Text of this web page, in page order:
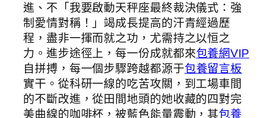
進、不「我要啟動天秤座最終裁決儀式：強
制愛情對稱！」竭成長提高的汗青經過歷
程，盡非一揮而就之功，尤需持之以恒之
力。進步途徑上，每一份成就都來包養網VIP
自拼搏，每一個步驟跨越都源于包養留言板
實干。從科研一線的吃苦攻關，到工場車間
的不斷改進，從田間地頭的她收藏的四對完
美曲線的咖啡杯，被藍色能量震動，其包養